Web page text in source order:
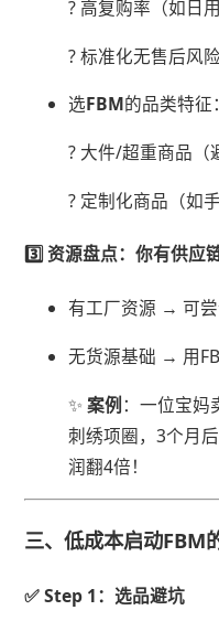
? 高复购率（如日用
? 标准化无售后风
选​​FBM​​的品类特征：
? 大件/超重商品（
? 定制化商品（如
3️⃣ ​资源盘点：你有供应
有工厂资源 → 可
无货源基础 → 用
✨ ​​案例​：一位宝妈
刺绣项圈，3个月
润翻4倍！
三、低成本启动FBM
✅ ​​Step 1：选品避坑​